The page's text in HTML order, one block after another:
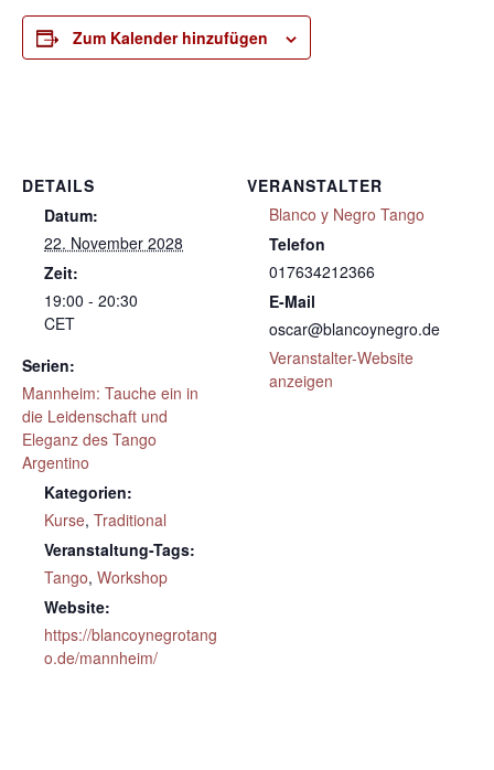
Zum Kalender hinzufügen
DETAILS
Datum:
22. November 2028
Zeit:
19:00 - 20:30
CET
Serien:
Mannheim: Tauche ein in
die Leidenschaft und
Eleganz des Tango
Argentino
Kategorien:
Kurse, Traditional
Veranstaltung-Tags:
Tango, Workshop
Website:
https://blancoynegrotang
o.de/mannheim/
VERANSTALTER
Blanco y Negro Tango
Telefon
017634212366
E-Mail
oscar@blancoynegro.de
Veranstalter-Website
anzeigen